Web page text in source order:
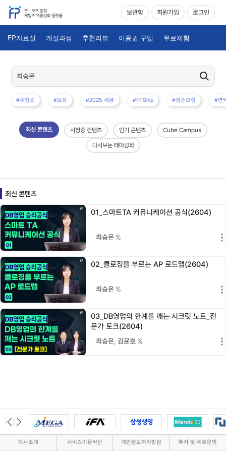
보관함 회원가입 로그인
FP자료실 개설과정 추천리뷰 이용권 구입 무료체험
#세일즈 #보상 #2025 세금 #FPShip #실손보험 #변
최신 콘텐츠 시청중 컨텐츠 인기 콘텐츠 Cube Campus
다시보는 테마강좌
최신 콘텐츠
01_스마트TA 커뮤니케이션 공식(2604)
최승은 %
02_클로징을 부르는 AP 로드맵(2604)
최승은 %
03_DB영업의 한계를 깨는 시크릿 노트_전
문가 토크(2604)
최승은,김윤호 %
회사소개 서비스이용약관 개인정보처리방침 투자 및 제휴문의